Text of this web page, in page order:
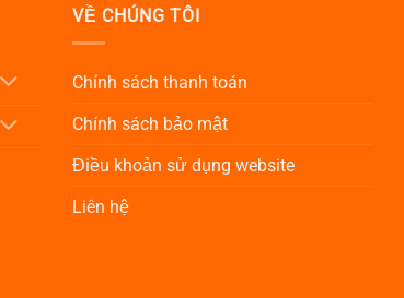
VỀ CHÚNG TÔI
Chính sách thanh toán
Chính sách bảo mật
Điều khoản sử dụng website
Liên hệ